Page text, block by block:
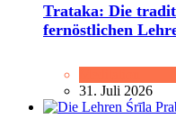
Trataka: Die
fernöstlichen
31. Juli 2026